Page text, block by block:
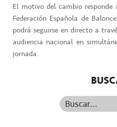
El motivo del cambio
Federación Española de
podrá seguirse en directo a
audiencia nacional en
jornada.
Buscar...